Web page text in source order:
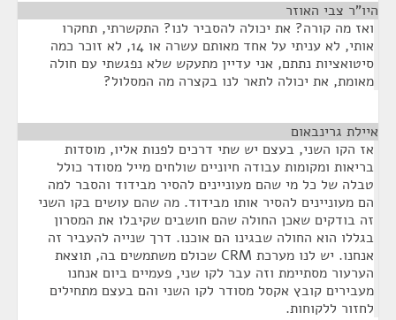
היו"ר צבי האוזר
ואז מה קורה? את יכולה להסביר לנו? התקשרתי, תחקרו
אותי, לא עניתי על אחד מאותם עשרה או 14, לא זוכר כמה
סיטואציות נתתם, אני עדיין מתעקש שלא נפגשתי עם חולה
מאומת, את יכולה לתאר לנו בקצרה מה המסלול?
איילת גרינבאום
אז הקו השני, בעצם יש שתי דרכים לפנות אליו, מוסדות
בריאות ומקומות עבודה חיוניים שולחים מייל מסודר כולל
טבלה של כל מי שהם מעוניינים להסיר מבידוד והסבר למה
הם מעוניינים להסיר אותו מבידוד. מה שהם עושים בקו השני
זה בודקים שאכן החולה שהם חושבים שקיבלו את המסרון
בגללו הוא החולה שבגינו הם אוכנו. דרך שנייה להעביר זה
אנחנו. יש לנו מערכת CRM שכולם משתמשים בה, תוצאת
הערעור מסתיימת וזה עבר לקו שני, פעמיים ביום אנחנו
מעבירים קובץ אקסל מסודר לקו השני והם בעצם מתחילים
לחזור ללקוחות.